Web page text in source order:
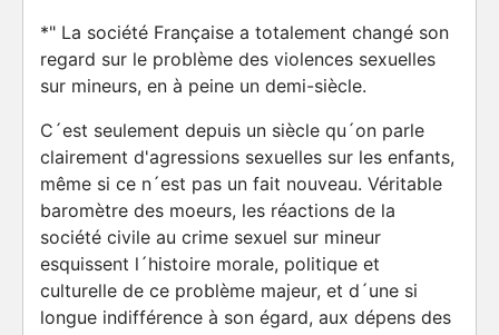
*" La société Française a totalement changé son
regard sur le problème des violences sexuelles
sur mineurs, en à peine un demi-siècle.
C´est seulement depuis un siècle qu´on parle
clairement d'agressions sexuelles sur les enfants,
même si ce n´est pas un fait nouveau. Véritable
baromètre des moeurs, les réactions de la
société civile au crime sexuel sur mineur
esquissent l´histoire morale, politique et
culturelle de ce problème majeur, et d´une si
longue indifférence à son égard, aux dépens des